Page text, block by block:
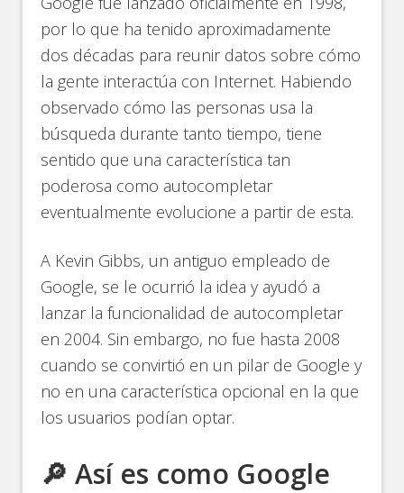
por lo que ha tenido aproximadamente
dos décadas para reunir datos sobre cómo
la gente interactúa con Internet. Habiendo
observado cómo las personas usa la
búsqueda durante tanto tiempo, tiene
sentido que una característica tan
poderosa como autocompletar
eventualmente evolucione a partir de esta.
A Kevin Gibbs, un antiguo empleado de
Google, se le ocurrió la idea y ayudó a
lanzar la funcionalidad de autocompletar
en 2004. Sin embargo, no fue hasta 2008
cuando se convirtió en un pilar de Google y
no en una característica opcional en la que
los usuarios podían optar.
🔎 Así es como Google